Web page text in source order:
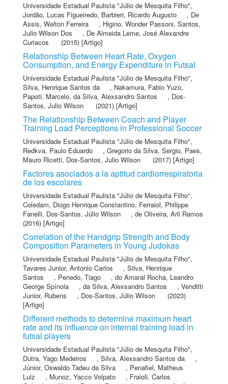
Universidade Estadual Paulista "Júlio de Mesquita Filho",
Jordão, Lucas Figueiredo, Barbieri, Ricardo Augusto , De
Assis, Welton Ferreira
, Higino, Wonder Passoni, Santos,
Julio Wilson Dos
, De Almeida Leme, José Alexandre
Curiacos
(2015) [Artigo]
Relationship Between Heart Rate, Oxygen
Consumption, and Energy Expenditure in Futsal
Universidade Estadual Paulista "Júlio de Mesquita Filho",
Silva, Henrique Santos da
, Nakamura, Fabio Yuzo,
Papoti, Marcelo, da Silva, Alexsandro Santos , Dos-
Santos, Julio Wilson
(2021) [Artigo]
The Relationship Between Coach and Player
Training Load Perceptions in Professional Soccer
Universidade Estadual Paulista "Júlio de Mesquita Filho",
Redkva, Paulo Eduardo
, Gregorio da Silva, Sergio, Paes,
Mauro Ricetti, Dos-Santos, Julio Wilson (2017) [Artigo]
Factores asociados a la aptitud cardiorrespiratoria
de los escolares
Universidade Estadual Paulista "Júlio de Mesquita Filho",
Coledam, Diogo Henrique Constantino, Ferraiol, Philippe
Fanelli, Dos-Santos, Júlio Wilson , de Oliveira, Arli Ramos
(2016) [Artigo]
Correlation of the Handgrip Strength and Body
Composition Parameters in Young Judokas
Universidade Estadual Paulista "Júlio de Mesquita Filho",
Tavares Junior, Antonio Carlos
, Silva, Henrique
Santos
, Penedo, Tiago , do Amaral Rocha, Leandro
George Spínola
, da Silva, Alexsandro Santos , Venditti
Junior, Rubens
, Dos-Santos, Júlio Wilson
(2023)
[Artigo]
Different methods to determine maximum heart
rate and its influence on internal training load in
futsal players
Universidade Estadual Paulista "Júlio de Mesquita Filho",
Dutra, Yago Medeiros
, Silva, Alexsandro Santos da
,
Júnior, Oswaldo Tadeu da Silva
, Penafiel, Matheus
Luiz
, Munoz, Yacco Volpato , Fraioli, Carlos